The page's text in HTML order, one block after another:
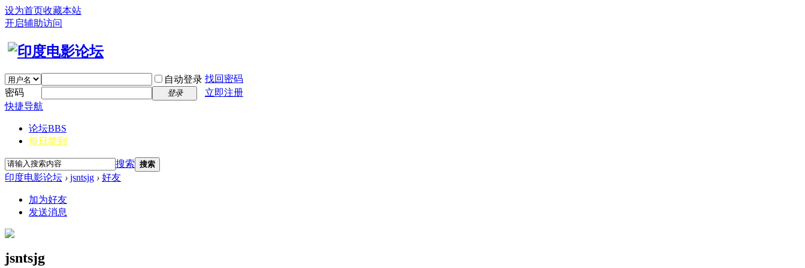
设为首页收藏本站
开启辅助访问
自动登录 找回密码
密码
登录
立即注册
快捷导航
论坛BBS
每日签到
搜索 搜索
印度电影论坛 › jsntsjg › 好友
加为好友
发送消息
jsntsjg